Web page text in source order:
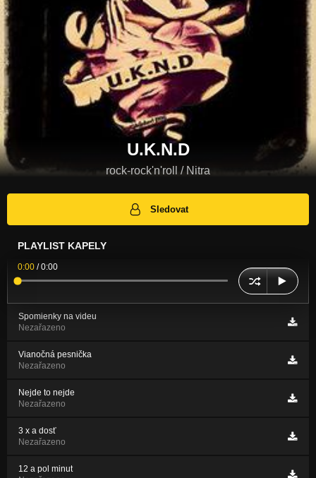
U.K.N.D
rock-rock'n'roll / Nitra
Sledovat
PLAYLIST KAPELY
0:00 /0:00
Spomienky na videu
Nezařazeno
Vianočná pesnička
Nezařazeno
Nejde to nejde
Nezařazeno
3 x a dosť
Nezařazeno
12 a pol minut